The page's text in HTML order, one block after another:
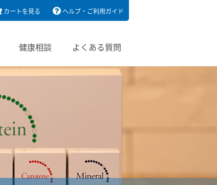
カートを見る ヘルプ・ご利用ガイド
健康相談 よくある質問